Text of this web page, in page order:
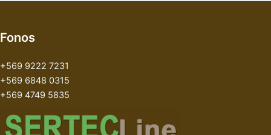
Fonos
+569 9222 7231
+569 6848 0315
+569 4749 5835